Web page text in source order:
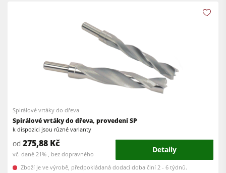
Spirálové vrtáky do dřeva
Spirálové vrtáky do dřeva, provedení SP
k dispozici jsou různé varianty
od 275,88 Kč
vč. daně 21% , bez dopravného Detaily
Zboží je ve výrobě, předpokládaná dodací doba činí 2 - 6 týdnů.